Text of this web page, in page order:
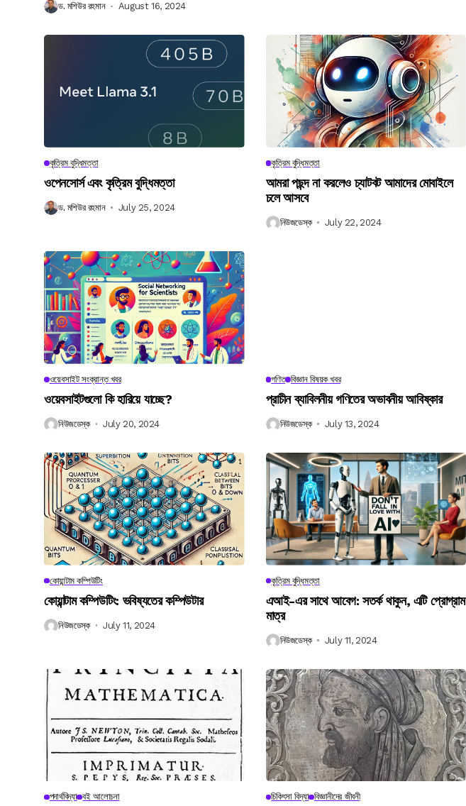
ড. মশিউর রহমান August 16, 2024
কৃত্রিম বুদ্ধিমত্তা
ওপেনসোর্স এবং কৃত্রিম বুদ্ধিমত্তা
ড. মশিউর রহমান July 25, 2024
কৃত্রিম বুদ্ধিমত্তা
আমরা পছন্দ না করলেও চ্যাটবট আমাদের মোবাইলে
চলে আসবে
নিউজডেস্ক July 22, 2024
ওয়েবসাইট সংক্রান্ত খবর
ওয়েবসাইটগুলো কি হারিয়ে যাচ্ছে?
নিউজডেস্ক July 20, 2024
গণিত বিজ্ঞান বিষয়ক খবর
প্রাচীন ব্যাবিলনীয় গণিতের অভাবনীয় আবিষ্কার
নিউজডেস্ক July 13, 2024
কোয়ান্টাম কম্পিউটিং
কোয়ান্টাম কম্পিউটিং: ভবিষ্যতের কম্পিউটার
নিউজডেস্ক July 11, 2024
কৃত্রিম বুদ্ধিমত্তা
এআই-এর সাথে আবেগ: সতর্ক থাকুন, এটি প্রোগ্রাম
মাত্র
নিউজডেস্ক July 11, 2024
পদার্থবিদ্যা বই আলোচনা চিকিৎসা বিদ্যা বিজ্ঞানীদের জীবনী